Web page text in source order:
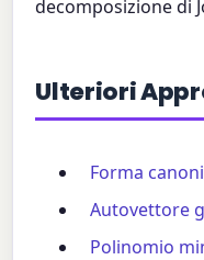
decomposizione di
Ulteriori
Forma
Autovettore
Polinomio